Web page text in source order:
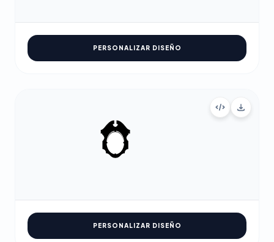
PERSONALIZAR DISEÑO
PERSONALIZAR DISEÑO